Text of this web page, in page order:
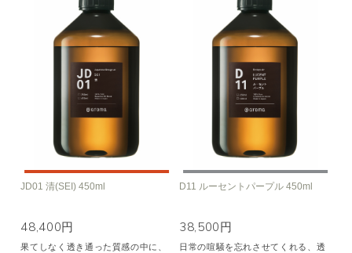
JD01 清(SEI) 450ml
48,400円
果てしなく透き通った質感の中に、
D11 ルーセントパープル 450ml
38,500円
日常の喧騒を忘れさせてくれる、透